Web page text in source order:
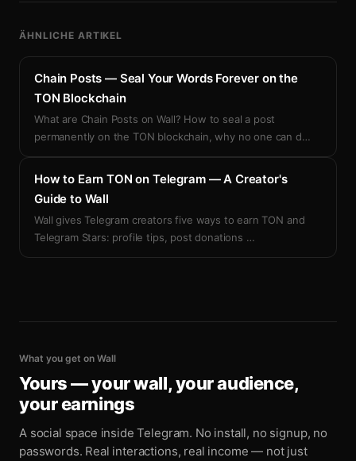
ÄHNLICHE ARTIKEL
Chain Posts — Seal Your Words Forever on the
TON Blockchain
What are Chain Posts on Wall? How to seal a post
permanently on the TON blockchain, why no one can d…
How to Earn TON on Telegram — A Creator's
Guide to Wall
Wall gives Telegram creators five ways to earn TON and
Telegram Stars: profile tips, post donations …
What you get on Wall
Yours — your wall, your audience,
your earnings
A social space inside Telegram. No install, no signup, no
passwords. Real interactions, real income — not just